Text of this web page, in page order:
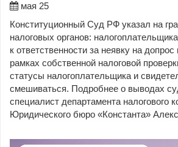
мая 25
Конституционный Суд РФ указал на
налоговых органов:
к ответственности за неявку на
рамках собственной налоговой
статусы налогоплательщика и
смешиваться. Подробнее о выводах
специалист департамента налогового
Юридического бюро «Константа»